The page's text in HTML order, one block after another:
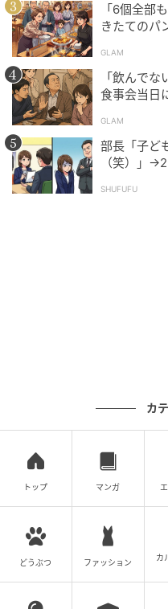
「6個全部
きたてのパ
GLAM
「飲んで
食事会当日
GLAM
部長「子ど
（笑）」
SHUFUFU
カ
トップ マンガ
どうぶつ ファッション
カ